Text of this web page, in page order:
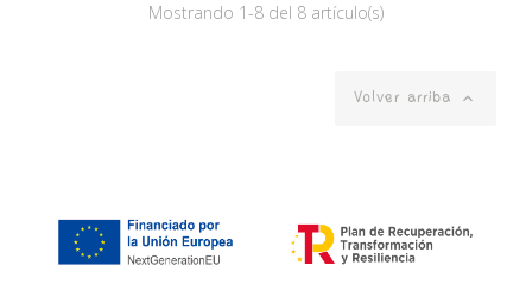
Mostrando 1-8 del 8 artículo(s)
Volver arriba 